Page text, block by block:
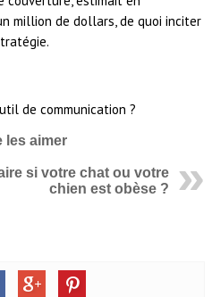
million de dollars, de quoi inciter
les aimer
si votre chat ou votre
chien est obèse ?